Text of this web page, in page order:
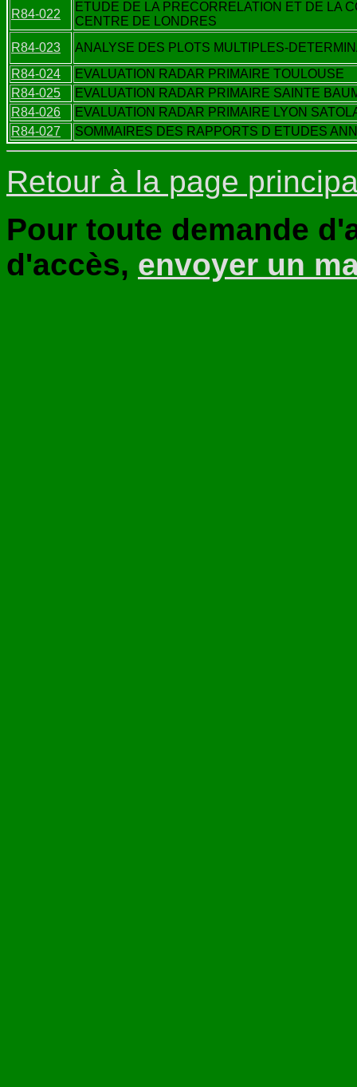
R84-022
ETUDE DE LA PRECORRELATION ET DE LA
CENTRE DE LONDRES
R84-023
ANALYSE DES PLOTS MULTIPLES-
R84-024
EVALUATION RADAR PRIMAIRE TOULOUSE
R84-025
EVALUATION RADAR PRIMAIRE SAINTE
R84-026
EVALUATION RADAR PRIMAIRE LYON
R84-027
SOMMAIRES DES RAPPORTS D ETUDES
Retour à la page
Pour toute demande
d'accès, envoyer un